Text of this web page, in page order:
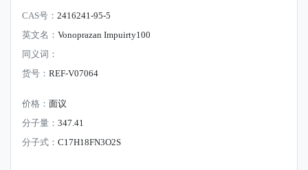
CAS号： 2416241-95-5
英文名： Vonoprazan Impuirty100
同义词：
货号： REF-V07064
价格： 面议
分子量： 347.41
分子式： C17H18FN3O2S